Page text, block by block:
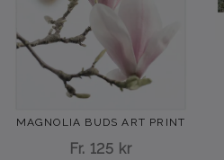
MAGNOLIA BUDS ART PRINT
Fr. 125 kr